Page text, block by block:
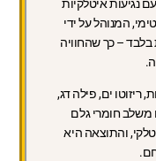
נגיעות איטלקיות
המנוהל על ידי
– כך שהחוויה
ים, פילה דג,
משלב חומרי גלם
והתוצאה היא